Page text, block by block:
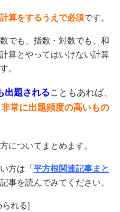
算をするうえで必須です。
でも、指数・対数でも、和
算とやってはいけない計算
。
出題されることもあれば、
非常に出題頻度の高いもの
についてまとめます。
方は「平方根関連記事まと
記事を読んでみてください。
られる]